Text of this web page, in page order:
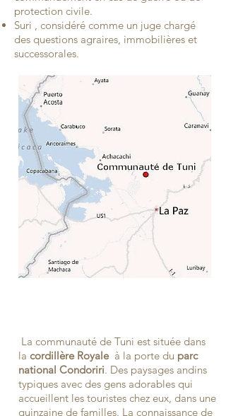
protection civile.
Suri , considéré comme un juge chargé
des questions agraires, immobilières et
successorales.
La communauté de Tuni est située dans
la cordillère Royale à la porte du parc
national Condoriri. Des paysages andins
typiques avec des gens adorables qui
accueillent les touristes chez eux, dans une
quinzaine de familles. La connaissance de